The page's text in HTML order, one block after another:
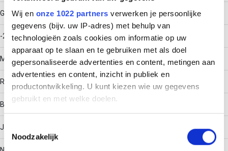
Wij en onze 1022 partners verwerken je persoonlijke
gegevens (bijv. uw IP-adres) met behulp van
technologieën zoals cookies om informatie op uw
apparaat op te slaan en te gebruiken met als doel
gepersonaliseerde advertenties en content, metingen aan
advertenties en content, inzicht in publiek en
productontwikkeling. U kunt kiezen wie uw gegevens
gebruikt en met welke doelen.
Informatie verzamelen over uw geografische locatie,
Noodzakelijk
Gebruikstemperatuur
-20 - 120
Materiaal
Roestvaststaal (RVS)
Bodemperforatie
Ja